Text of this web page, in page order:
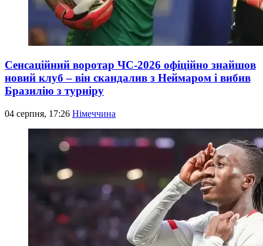
Сенсаційний воротар ЧС-2026 офіційно знайшов
новий клуб – він скандалив з Неймаром і вибив
Бразилію з турніру
04 серпня, 17:26 Німеччина